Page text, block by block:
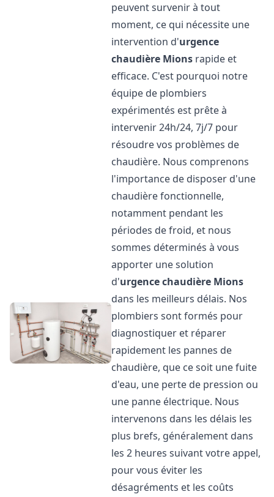
peuvent survenir à tout
moment, ce qui nécessite une
intervention d'urgence
chaudière Mions rapide et
efficace. C'est pourquoi notre
équipe de plombiers
expérimentés est prête à
intervenir 24h/24, 7j/7 pour
résoudre vos problèmes de
chaudière. Nous comprenons
l'importance de disposer d'une
chaudière fonctionnelle,
notamment pendant les
périodes de froid, et nous
sommes déterminés à vous
apporter une solution
d'urgence chaudière Mions
dans les meilleurs délais. Nos
plombiers sont formés pour
diagnostiquer et réparer
rapidement les pannes de
chaudière, que ce soit une fuite
d'eau, une perte de pression ou
une panne électrique. Nous
intervenons dans les délais les
plus brefs, généralement dans
les 2 heures suivant votre appel,
pour vous éviter les
désagréments et les coûts